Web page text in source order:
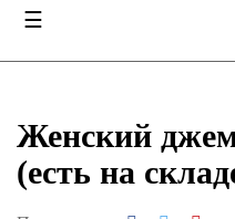
Toggle
☰
Женский
(есть на